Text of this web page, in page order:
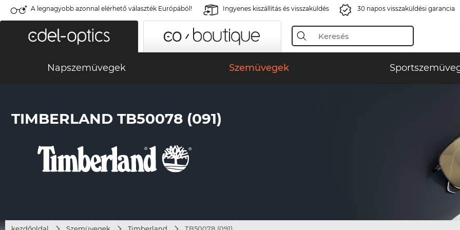
A legnagyobb azonnal elérhető választék Európából! Ingyenes kiszállítás és visszaküldés 30 napos visszaküldési garancia
Napszemüvegek Szemüvegek
TIMBERLAND TB50078 (091)